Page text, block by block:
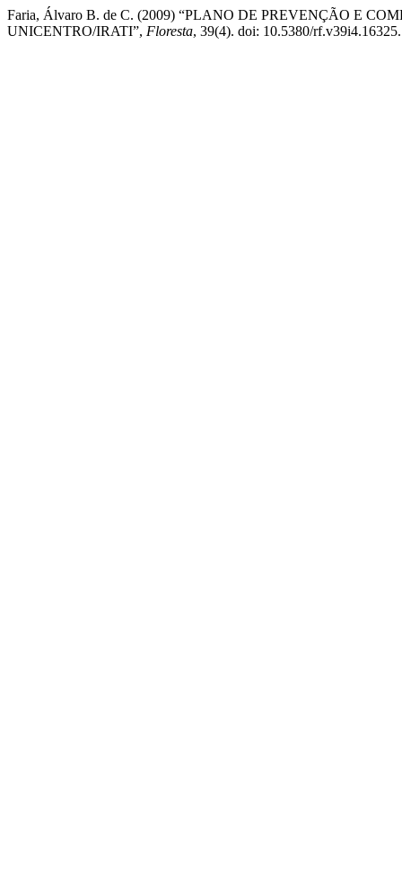
Faria, Álvaro B. de C. (2009) “PLANO DE PREVENÇÃO E
UNICENTRO/IRATI”, Floresta, 39(4). doi: 10.5380/rf.v39i4.16325.